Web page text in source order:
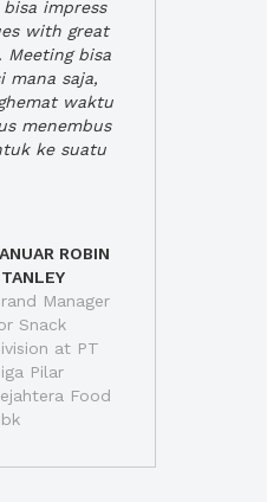
impress
with great
Meeting bisa
mana saja,
waktu
menembus
ke suatu
ROBIN
Manager
Snack
at PT
Pilar
Food